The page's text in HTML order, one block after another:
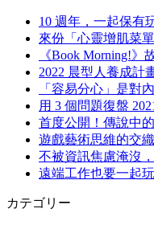
10 週年，一起保有
來份「心靈增肌菜
《Book Morning!》
2022 晨型人養成計
「容易分心」是對
用 3 個問題復盤
首度公開！傳說中
遊戲藝術思維的交
不被資訊焦慮淹沒
遠端工作也要一起
カテゴリー